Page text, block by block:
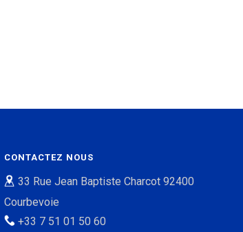
CONTACTEZ NOUS
33 Rue Jean Baptiste Charcot 92400
Courbevoie
+33 7 51 01 50 60